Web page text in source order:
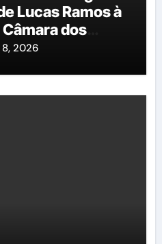
Lucas Ramos à
dos
na
2026